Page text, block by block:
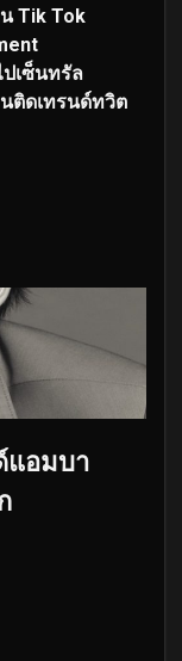
Tik Tok
เซ็นทรัล
ติดเทรนด์ทวิต
แอมบา